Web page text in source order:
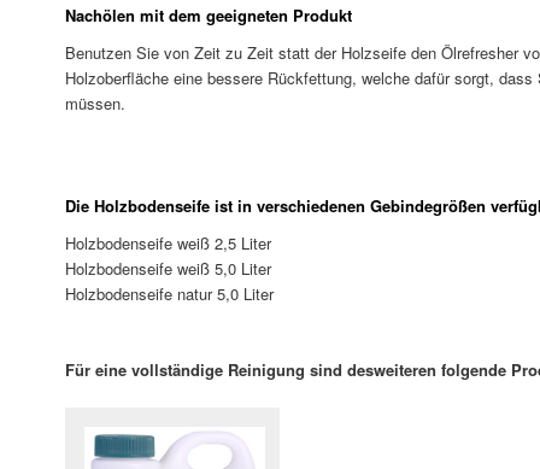
Nachölen mit dem geeigneten Produkt
Benutzen Sie von Zeit zu Zeit statt der Holzseife den Ölrefresher
Holzoberfläche eine bessere Rückfettung, welche dafür sorgt,
müssen.
Die Holzbodenseife ist in verschiedenen Gebindegrößen
Holzbodenseife weiß 2,5 Liter
Holzbodenseife weiß 5,0 Liter
Holzbodenseife natur 5,0 Liter
Für eine vollständige Reinigung sind desweiteren folgende